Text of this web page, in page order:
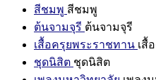
สีชมพู สีชมพู
ต้นจามจุรี ต้นจามจุรี
เสื้อครุยพระราชทาน เสื้
ชุดนิสิต ชุดนิสิต